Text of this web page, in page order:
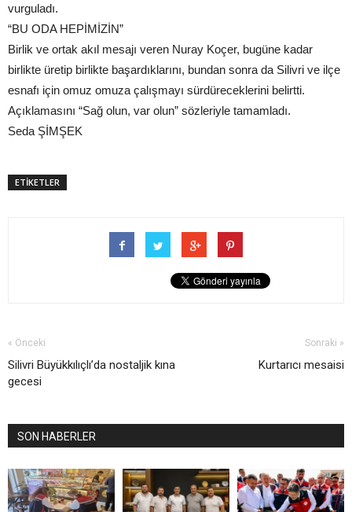
vurguladı.
“BU ODA HEPİMİZİN”
Birlik ve ortak akıl mesajı veren Nuray Koçer, bugüne kadar
birlikte üretip birlikte başardıklarını, bundan sonra da Silivri ve ilçe
esnafı için omuz omuza çalışmayı sürdüreceklerini belirtti.
Açıklamasını “Sağ olun, var olun” sözleriyle tamamladı.
Seda ŞİMŞEK
ETİKETLER
« Önceki
Silivri Büyükkılıçlı’da nostaljik kına
gecesi
Sonraki »
Kurtarıcı mesaisi
SON HABERLER